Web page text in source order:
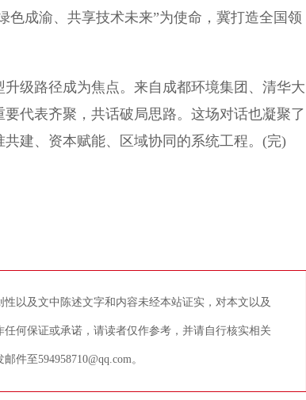
色成渝、共享技术未来”为使命，冀打造全国领
级路径成为焦点。来自成都环境集团、清华大
代表齐聚，共话破局思路。这场对话也凝聚了
建、资本赋能、区域协同的系统工程。(完)
以及文中陈述文字和内容未经本站证实，对本文以及
何保证或承诺，请读者仅作参考，并请自行核实相关
件至594958710@qq.com。